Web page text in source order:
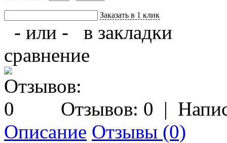
Заказать в 1 клик
- или -
в закладки
сравнение
Отзывов: 0 |
Описание Отзывы (0)